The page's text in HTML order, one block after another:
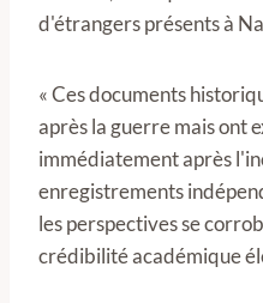
d'étrangers présents à
« Ces documents
après la guerre mais ont
immédiatement après
enregistrements
les perspectives se
crédibilité académique